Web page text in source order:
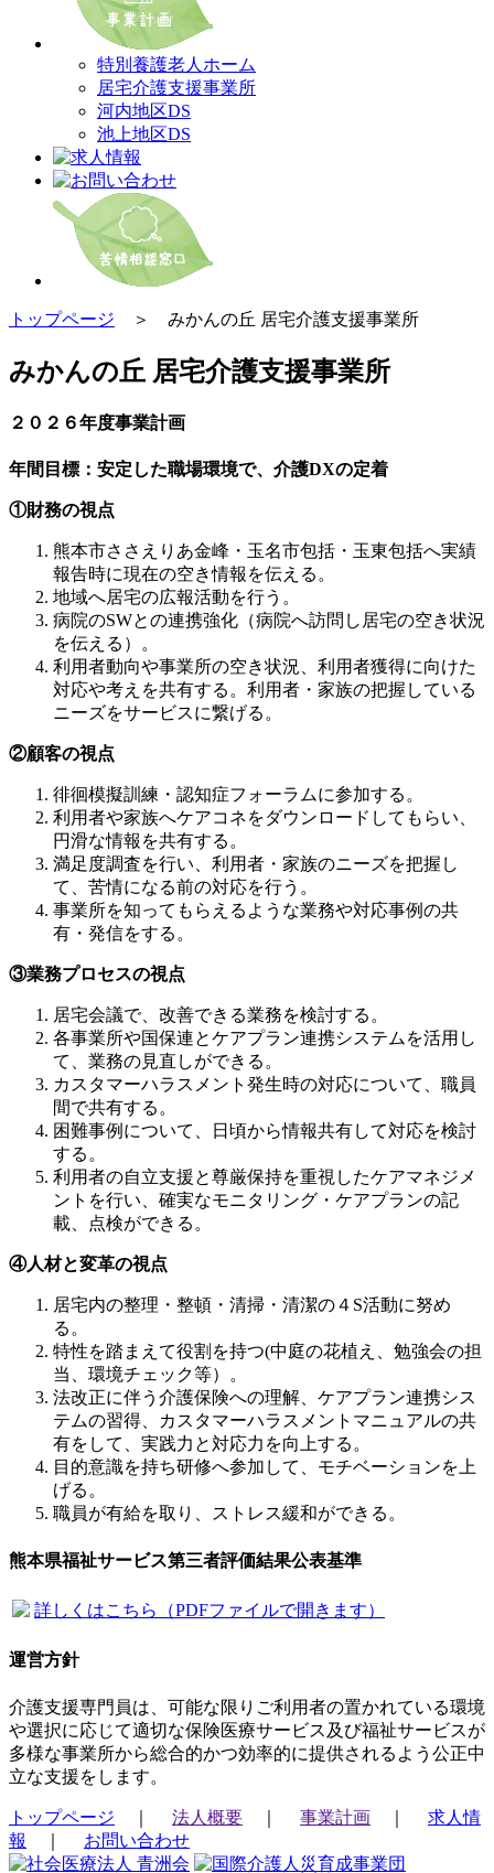
特別養護老人ホーム
居宅介護支援事業所
河内地区DS
池上地区DS
トップページ ＞ みかんの丘 居宅介護支援事業所
みかんの丘 居宅介護支援事業所
２０２６年度事業計画
年間目標：安定した職場環境で、介護DXの定着
①財務の視点
熊本市ささえりあ金峰・玉名市包括・玉東包括へ実績
報告時に現在の空き情報を伝える。
地域へ居宅の広報活動を行う。
病院のSWとの連携強化（病院へ訪問し居宅の空き状況
を伝える）。
利用者動向や事業所の空き状況、利用者獲得に向けた
対応や考えを共有する。利用者・家族の把握している
ニーズをサービスに繋げる。
②顧客の視点
徘徊模擬訓練・認知症フォーラムに参加する。
利用者や家族へケアコネをダウンロードしてもらい、
円滑な情報を共有する。
満足度調査を行い、利用者・家族のニーズを把握し
て、苦情になる前の対応を行う。
事業所を知ってもらえるような業務や対応事例の共
有・発信をする。
③業務プロセスの視点
居宅会議で、改善できる業務を検討する。
各事業所や国保連とケアプラン連携システムを活用し
て、業務の見直しができる。
カスタマーハラスメント発生時の対応について、職員
間で共有する。
困難事例について、日頃から情報共有して対応を検討
する。
利用者の自立支援と尊厳保持を重視したケアマネジメ
ントを行い、確実なモニタリング・ケアプランの記
載、点検ができる。
④人材と変革の視点
居宅内の整理・整頓・清掃・清潔の４S活動に努め
る。
特性を踏まえて役割を持つ(中庭の花植え、勉強会の担
当、環境チェック等）。
法改正に伴う介護保険への理解、ケアプラン連携シス
テムの習得、カスタマーハラスメントマニュアルの共
有をして、実践力と対応力を向上する。
目的意識を持ち研修へ参加して、モチベーションを上
げる。
職員が有給を取り、ストレス緩和ができる。
熊本県福祉サービス第三者評価結果公表基準
詳しくはこちら（PDFファイルで開きます）
運営方針
介護支援専門員は、可能な限りご利用者の置かれている環境
や選択に応じて適切な保険医療サービス及び福祉サービスが
多様な事業所から総合的かつ効率的に提供されるよう公正中
立な支援をします。
トップページ 法人概要 事業計画
求人情
報
お問い合わせ